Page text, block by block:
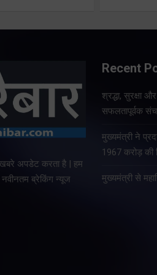
खबरे अपडेट करता है | हम
ब्रेकिंग न्यूज
Recent
श्रद्धा, सुरक्षा
सफलतापूर्वक
मुख्यमंत्री ने
1967 करोड़ की
मुख्यमंत्री से